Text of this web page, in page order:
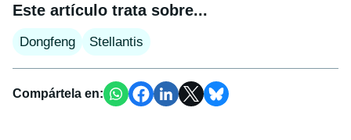
Este artículo trata sobre...
Dongfeng Stellantis
Compártela en: